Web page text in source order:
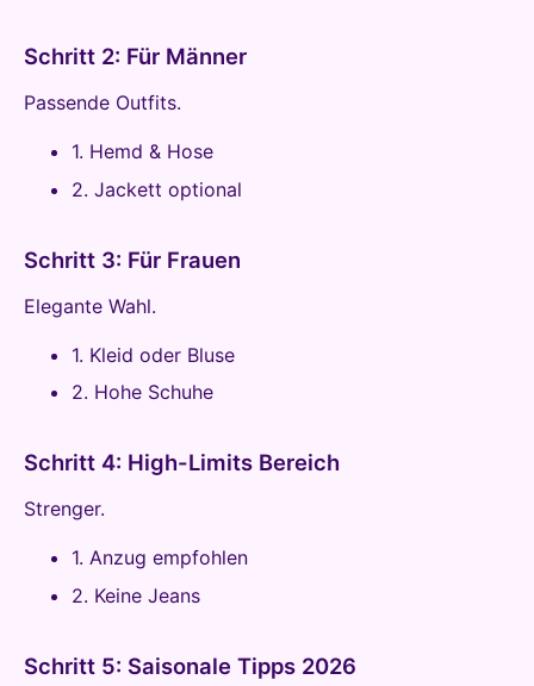
Schritt 2: Für Männer
Passende Outfits.
1. Hemd & Hose
2. Jackett optional
Schritt 3: Für Frauen
Elegante Wahl.
1. Kleid oder Bluse
2. Hohe Schuhe
Schritt 4: High-Limits Bereich
Strenger.
1. Anzug empfohlen
2. Keine Jeans
Schritt 5: Saisonale Tipps 2026